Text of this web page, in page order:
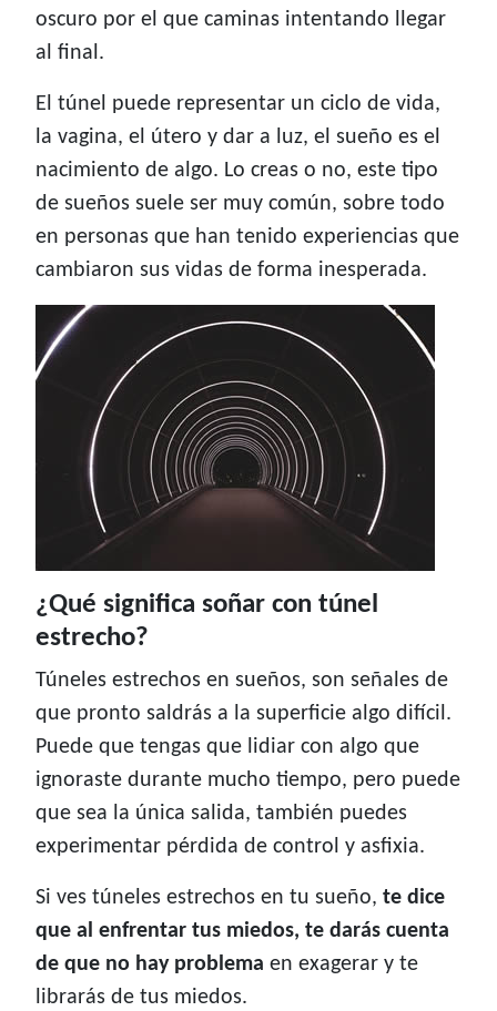
oscuro por el que caminas intentando llegar
al final.
El túnel puede representar un ciclo de vida,
la vagina, el útero y dar a luz, el sueño es el
nacimiento de algo. Lo creas o no, este tipo
de sueños suele ser muy común, sobre todo
en personas que han tenido experiencias que
cambiaron sus vidas de forma inesperada.
¿Qué significa soñar con túnel
estrecho?
Túneles estrechos en sueños, son señales de
que pronto saldrás a la superficie algo difícil.
Puede que tengas que lidiar con algo que
ignoraste durante mucho tiempo, pero puede
que sea la única salida, también puedes
experimentar pérdida de control y asfixia.
Si ves túneles estrechos en tu sueño, te dice
que al enfrentar tus miedos, te darás cuenta
de que no hay problema en exagerar y te
librarás de tus miedos.